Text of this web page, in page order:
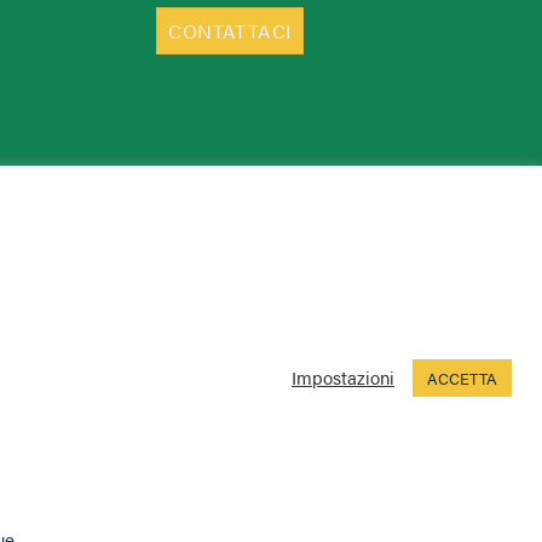
CONTATTACI
Impostazioni ACCETTA